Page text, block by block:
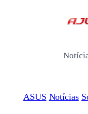
ASUS Notícias